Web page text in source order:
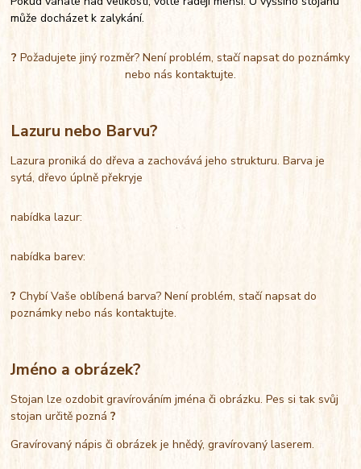
může docházet k zalykání.
? Požadujete jiný rozměr? Není problém, stačí napsat do poznámky
nebo nás kontaktujte.
Lazuru nebo Barvu?
Lazura proniká do dřeva a zachovává jeho strukturu. Barva je
sytá, dřevo úplně překryje
nabídka lazur:
nabídka barev:
?Chybí Vaše oblíbená barva? Není problém, stačí napsat do
poznámky nebo nás kontaktujte.
Jméno a obrázek?
Stojan lze ozdobit gravírováním jména či obrázku. Pes si tak svůj
stojan určitě pozná?
Gravírovaný nápis či obrázek je hnědý, gravírovaný laserem.